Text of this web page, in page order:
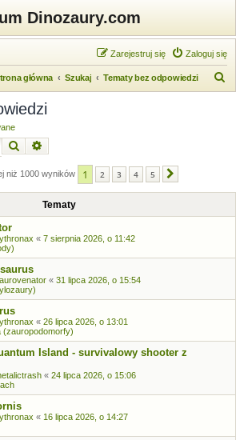
Dinozaury.com
Zaloguj się
Zarejestruj się
główna Szukaj Tematy bez odpowiedzi
Szukaj
niż 1000 wyników 1 2 3 4 5
Tematy
« 7 sierpnia 2026, o 11:42
« 31 lipca 2026, o 15:54
« 26 lipca 2026, o 13:01
(zauropodomorfy)
Island - survivalowy shooter z
« 24 lipca 2026, o 15:06
« 16 lipca 2026, o 14:27